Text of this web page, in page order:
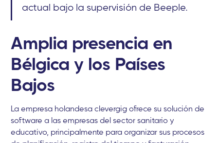
actual bajo la supervisión de Beeple.
Amplia presencia en
Bélgica y los Países
Bajos
La empresa holandesa clevergig ofrece su solución de
software a las empresas del sector sanitario y
educativo, principalmente para organizar sus procesos